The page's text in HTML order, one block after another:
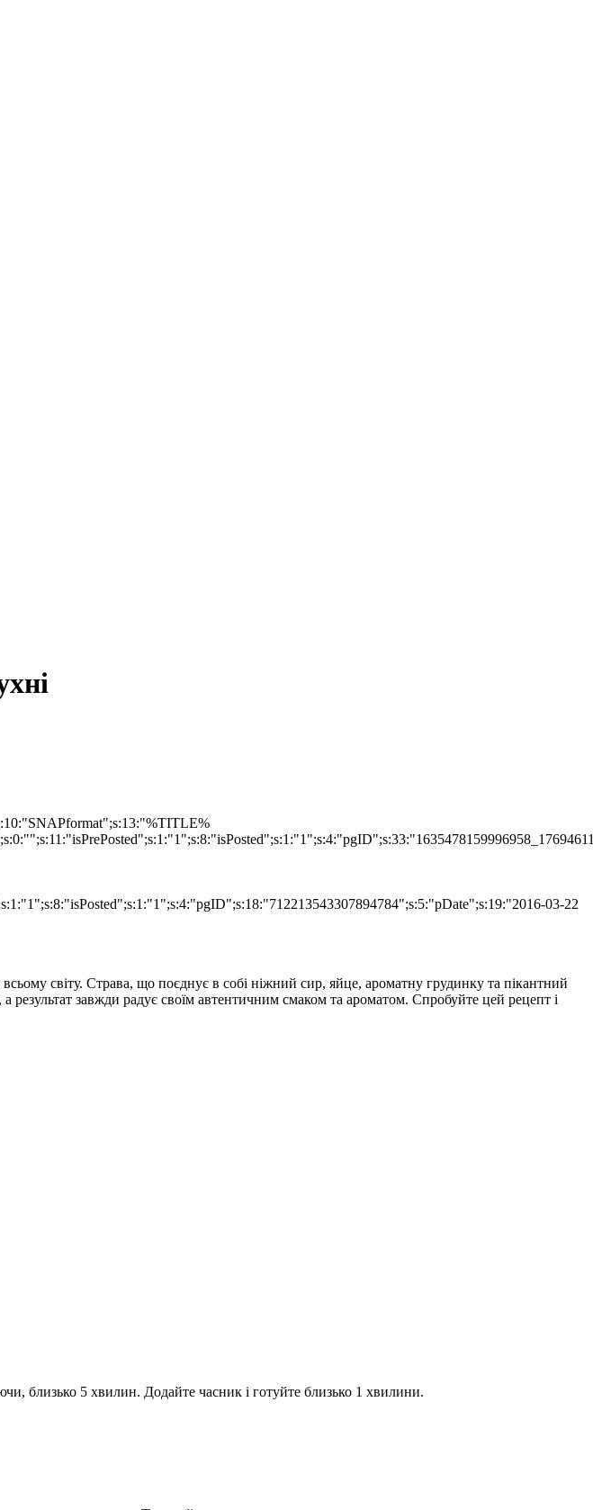
03-22
світу. Страва, що поєднує в собі ніжний сир, яйце, ароматну грудинку та пікантний
завжди радує своїм автентичним смаком та ароматом. Спробуйте цей рецепт і
близько 5 хвилин. Додайте часник і готуйте близько 1 хвилини.